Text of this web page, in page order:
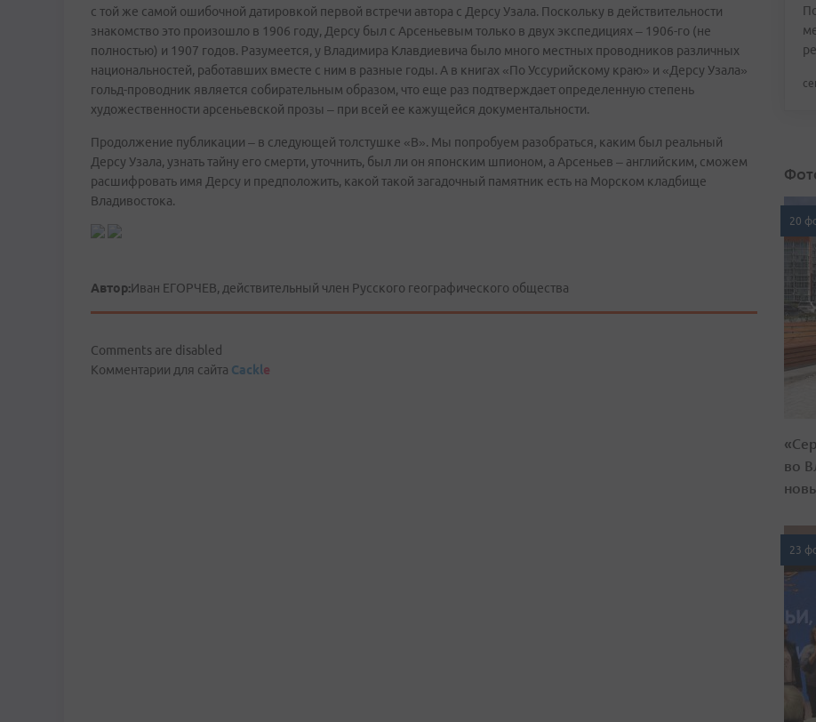
с той же самой ошибочной датировкой первой встречи автора с Дерсу Узала. Поскольку в действительности
знакомство это произошло в 1906 году, Дерсу был с Арсеньевым только в двух экспедициях – 1906-го (не
полностью) и 1907 годов. Разумеется, у Владимира Клавдиевича было много местных проводников различных
национальностей, работавших вместе с ним в разные годы. А в книгах «По Уссурийскому краю» и «Дерсу Узала»
гольд-проводник является собирательным образом, что еще раз подтверждает определенную степень
художественности арсеньевской прозы – при всей ее кажущейся документальности.
Продолжение публикации – в следующей толстушке «В». Мы попробуем разобраться, каким был реальный
Дерсу Узала, узнать тайну его смерти, уточнить, был ли он японским шпионом, а Арсеньев – английским, сможем
расшифровать имя Дерсу и предположить, какой такой загадочный памятник есть на Морском кладбище
Владивостока.
Автор:​Иван ЕГОРЧЕВ, действительный член Русского географического общества
Comments are disabled
Комментарии для сайта Cackle
20
во
23